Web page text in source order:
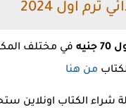
اول 2024
في مختلف
من هنا
شراء الكتاب اونلاين